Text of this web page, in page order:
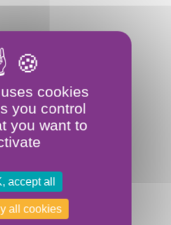
cookies
you control
you want to
accept all
all cookies